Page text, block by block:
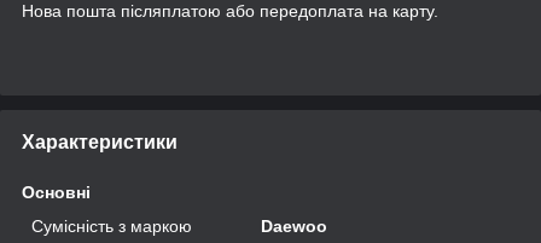
Нова пошта післяплатою або передоплата на карту.
Характеристики
Основні
Сумісність з маркою
Daewoo